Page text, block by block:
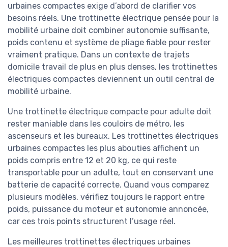
urbaines compactes exige d’abord de clarifier vos
besoins réels. Une trottinette électrique pensée pour la
mobilité urbaine doit combiner autonomie suffisante,
poids contenu et système de pliage fiable pour rester
vraiment pratique. Dans un contexte de trajets
domicile travail de plus en plus denses, les trottinettes
électriques compactes deviennent un outil central de
mobilité urbaine.
Une trottinette électrique compacte pour adulte doit
rester maniable dans les couloirs de métro, les
ascenseurs et les bureaux. Les trottinettes électriques
urbaines compactes les plus abouties affichent un
poids compris entre 12 et 20 kg, ce qui reste
transportable pour un adulte, tout en conservant une
batterie de capacité correcte. Quand vous comparez
plusieurs modèles, vérifiez toujours le rapport entre
poids, puissance du moteur et autonomie annoncée,
car ces trois points structurent l’usage réel.
Les meilleures trottinettes électriques urbaines